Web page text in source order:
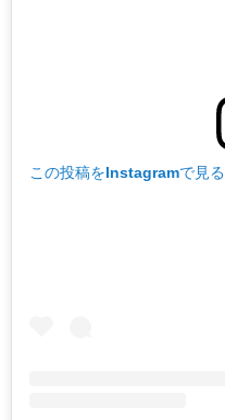
この投稿をInstagramで見る